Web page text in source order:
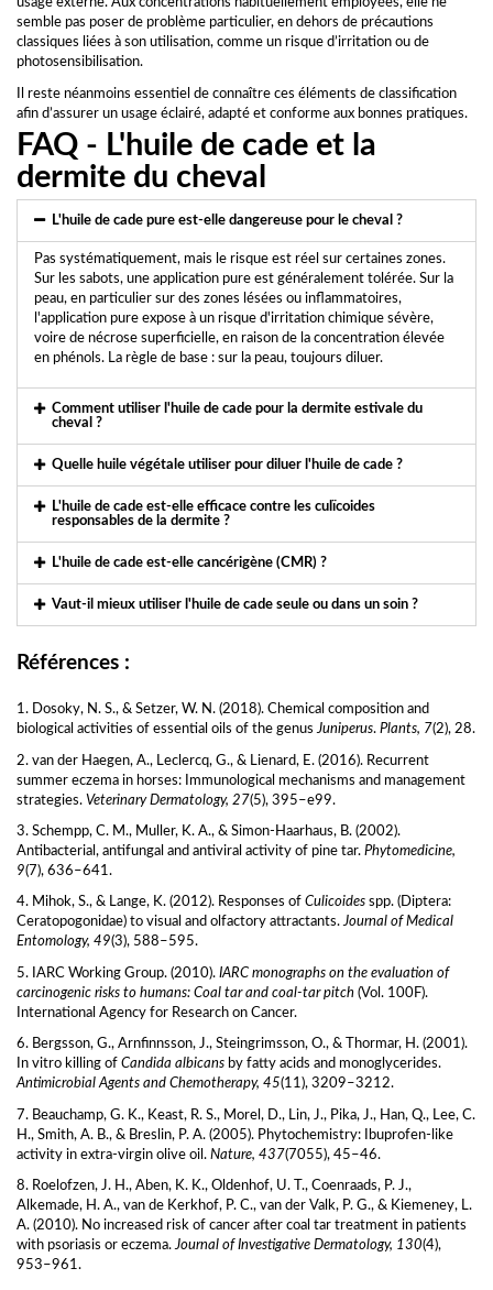
usage externe. Aux concentrations habituellement employées, elle ne
semble pas poser de problème particulier, en dehors de précautions
classiques liées à son utilisation, comme un risque d’irritation ou de
photosensibilisation.
Il reste néanmoins essentiel de connaître ces éléments de classification
afin d’assurer un usage éclairé, adapté et conforme aux bonnes pratiques.
FAQ - L'huile de cade et la
dermite du cheval
L'huile de cade pure est-elle dangereuse pour le cheval ?
Pas systématiquement, mais le risque est réel sur certaines zones.
Sur les sabots, une application pure est généralement tolérée. Sur la
peau, en particulier sur des zones lésées ou inflammatoires,
l'application pure expose à un risque d'irritation chimique sévère,
voire de nécrose superficielle, en raison de la concentration élevée
en phénols. La règle de base : sur la peau, toujours diluer.
Comment utiliser l'huile de cade pour la dermite estivale du
cheval ?
Quelle huile végétale utiliser pour diluer l'huile de cade ?
L'huile de cade est-elle efficace contre les culïcoides
responsables de la dermite ?
L'huile de cade est-elle cancérigène (CMR) ?
Vaut-il mieux utiliser l'huile de cade seule ou dans un soin ?
Références :
1. Dosoky, N. S., & Setzer, W. N. (2018). Chemical composition and
biological activities of essential oils of the genusJuniperus. Plants, 7(2), 28.
2. van der Haegen, A., Leclercq, G., & Lienard, E. (2016). Recurrent
summer eczema in horses: Immunological mechanisms and management
strategies. Veterinary Dermatology, 27(5), 395–e99.
3. Schempp, C. M., Muller, K. A., & Simon-Haarhaus, B. (2002).
Antibacterial, antifungal and antiviral activity of pine tar. Phytomedicine,
9(7), 636–641.
4. Mihok, S., & Lange, K. (2012). Responses of Culicoides spp. (Diptera:
Ceratopogonidae) to visual and olfactory attractants.Journal of Medical
Entomology, 49(3), 588–595.
5. IARC Working Group. (2010). IARC monographs on the evaluation of
carcinogenic risks to humans: Coal tar and coal-tar pitch (Vol. 100F).
International Agency for Research on Cancer.
6. Bergsson, G., Arnfinnsson, J., Steingrimsson, O., & Thormar, H. (2001).
In vitro killing of Candida albicans by fatty acids and monoglycerides.
Antimicrobial Agents and Chemotherapy, 45(11), 3209–3212.
7. Beauchamp, G. K., Keast, R. S., Morel, D., Lin, J., Pika, J., Han, Q., Lee, C.
H., Smith, A. B., & Breslin, P. A. (2005). Phytochemistry: Ibuprofen-like
activity in extra-virgin olive oil. Nature, 437(7055), 45–46.
8. Roelofzen, J. H., Aben, K. K., Oldenhof, U. T., Coenraads, P. J.,
Alkemade, H. A., van de Kerkhof, P. C., van der Valk, P. G., & Kiemeney, L.
A. (2010). No increased risk of cancer after coal tar treatment in patients
with psoriasis or eczema.Journal of Investigative Dermatology, 130(4),
953–961.